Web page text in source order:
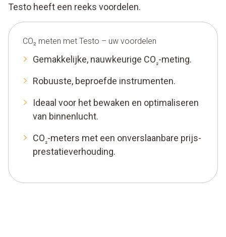
Testo heeft een reeks voordelen.
CO₂ meten met Testo – uw voordelen
Gemakkelijke, nauwkeurige CO₂-meting.
Robuuste, beproefde instrumenten.
Ideaal voor het bewaken en optimaliseren
van binnenlucht.
CO₂-meters met een onverslaanbare prijs-
prestatieverhouding.